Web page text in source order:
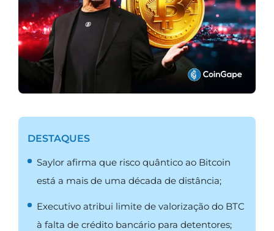
DESTAQUES
Saylor afirma que risco quântico ao Bitcoin
está a mais de uma década de distância;
Executivo atribui limite de valorização do BTC
à falta de crédito bancário para detentores;